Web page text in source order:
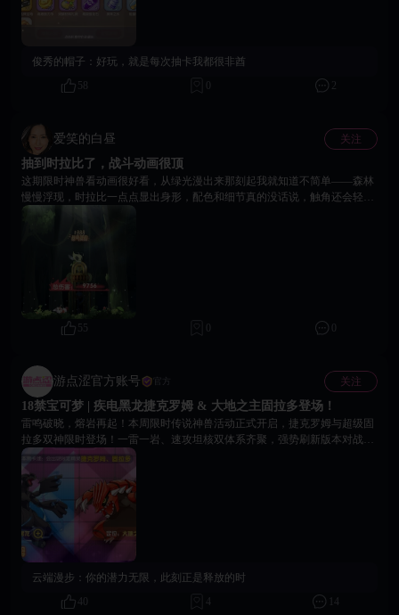
俊秀的帽子： 好玩，就是每次抽卡我都很非酋
58
0 2
爱笑的白昼 关注
抽到时拉比了，战斗动画很顶
这期限时神兽看动画很好看，从绿光漫出来那刻起我就知道不简单——森林
慢慢浮现，时拉比一点点显出身形，配色和细节真的没话说，触角还会轻轻
动，小圆手小圆脚也太可爱了！翅膀透明质感还会飘叶子光点，周围还有时
空扭曲的那种蓝光，草木跟着生长蔓延的样子，完全就是“森林守护神”本
神！整体又温柔又有力量感，和时拉比的设定百分百契合！动画不长但每一
帧都精致，真的能感觉到它是从另一个时空飞过来的😭 本来抽到就已经很
开心了，这个动画直接让我循环看了好几遍！
55
游点涩官方账号 官方 关注
18禁宝可梦 | 疾电黑龙捷克罗姆 & 大地之主固拉多登场！
雷鸣破晓，熔岩再起！本周限时传说神兽活动正式开启，捷克罗姆与超级固
拉多双神限时登场！一雷一岩、速攻坦核双体系齐聚，强势刷新版本对战环
境！ ⚡ 疾电黑龙·捷克罗姆（超频速攻） 版本顶级速攻收割神兽，核心电荷
超频机制特色十足。可叠加物攻、速度buff，超频状态解锁连击效果，残血
收割能力出色。必杀附带范围伤害与麻痹控制，能快速积攒怒气、轮转技
能。 星级质变：超频状态免疫多种负面效果，11星解锁无消耗必杀，控场输
出双拉满，团战压制力极强。 🌋 大地之主·超级固拉多（阵地压制） 版本强
势阵地坦核，主打持久战与全局压制。普攻可封印敌方小技能冷却，打乱对
手节奏；自带高额减伤与穿透溅射伤害，容错率极高。 星级质变：被动地震
血真实伤害，残局翻盘能力顶尖。 💬 互动话题 评论区说说你最希望后续上
新/返场的神兽！小女仆会记录下来反馈上去优先安排哦！
云端漫步： 你的潜力无限，此刻正是释放的时
40
4 14